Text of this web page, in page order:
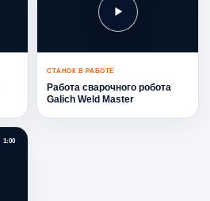
СТАНОК В РАБОТЕ
Работа сварочного робота
Galich Weld Master
1:00